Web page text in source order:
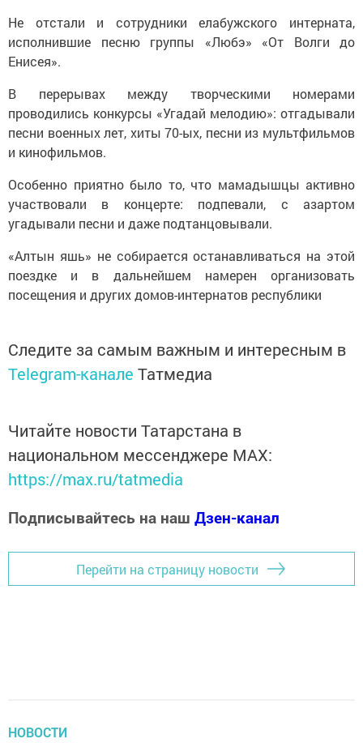
Не отстали и сотрудники елабужского интерната,
исполнившие песню группы «Любэ» «От Волги до
Енисея».
В перерывах между творческими номерами
проводились конкурсы «Угадай мелодию»: отгадывали
песни военных лет, хиты 70-ых, песни из мультфильмов
и кинофильмов.
Особенно приятно было то, что мамадышцы активно
участвовали в концерте: подпевали, с азартом
угадывали песни и даже подтанцовывали.
«Алтын яшь» не собирается останавливаться на этой
поездке и в дальнейшем намерен организовать
посещения и других домов-интернатов республики
Следите за самым важным и интересным в
Telegram-канале Татмедиа
Читайте новости Татарстана в
национальном мессенджере MАХ:
https://max.ru/tatmedia
Подписывайтесь на наш Дзен-канал
Перейти на страницу новости
НОВОСТИ